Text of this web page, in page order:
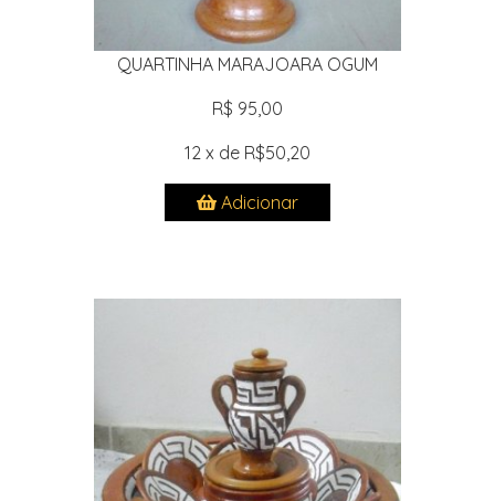
QUARTINHA MARAJOARA OGUM
R$ 95,00
12 x de R$50,20
Adicionar